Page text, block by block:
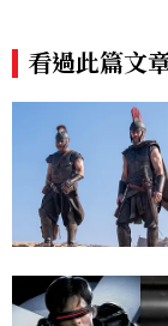
看過此篇文